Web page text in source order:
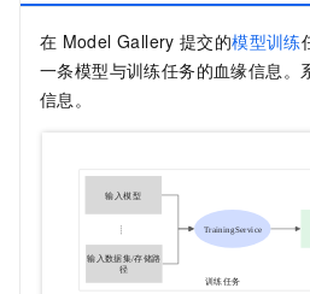
在 Model Gallery 提交的模型训练
一条模型与训练任务的血缘信息。
信息。